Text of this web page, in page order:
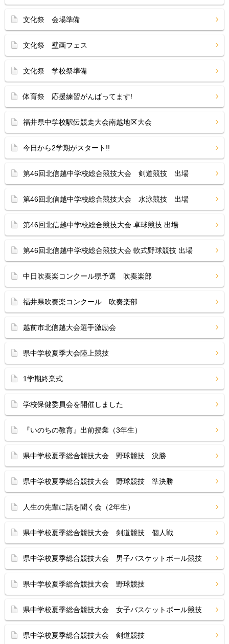
文化祭 会場準備
文化祭 壁画フェス
文化祭 学校祭準備
体育祭 応援練習がんばってます!
福井県中学校駅伝競走大会南越地区大会
今日から2学期がスタート!!
第46回北信越中学校総合競技大会 剣道競技 出場
第46回北信越中学校総合競技大会 水泳競技 出場
第46回北信越中学校総合競技大会 卓球競技 出場
第46回北信越中学校総合競技大会 軟式野球競技 出場
中日吹奏楽コンクール県予選 吹奏楽部
福井県吹奏楽コンクール 吹奏楽部
越前市北信越大会選手激励会
県中学校夏季大会陸上競技
1学期終業式
学校保健委員会を開催しました
『いのちの教育』出前授業（3年生）
県中学校夏季総合競技大会 野球競技 決勝
県中学校夏季総合競技大会 野球競技 準決勝
人生の先輩に話を聞く会（2年生）
県中学校夏季総合競技大会 剣道競技 個人戦
県中学校夏季総合競技大会 男子バスケットボール競技
県中学校夏季総合競技大会 野球競技
県中学校夏季総合競技大会 女子バスケットボール競技
県中学校夏季総合競技大会 剣道競技